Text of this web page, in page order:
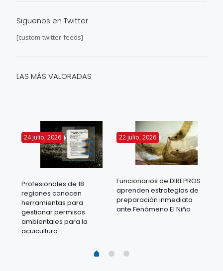
Siguenos en Twitter
[custom-twitter-feeds]
LAS MÁS VALORADAS
24 julio, 2026
Profesionales de 18
regiones conocen
herramientas para
gestionar permisos
ambientales para la
acuicultura
22 julio, 2026
Funcionarios de DIREPROS
aprenden estrategias de
preparación inmediata
ante Fenómeno El Niño